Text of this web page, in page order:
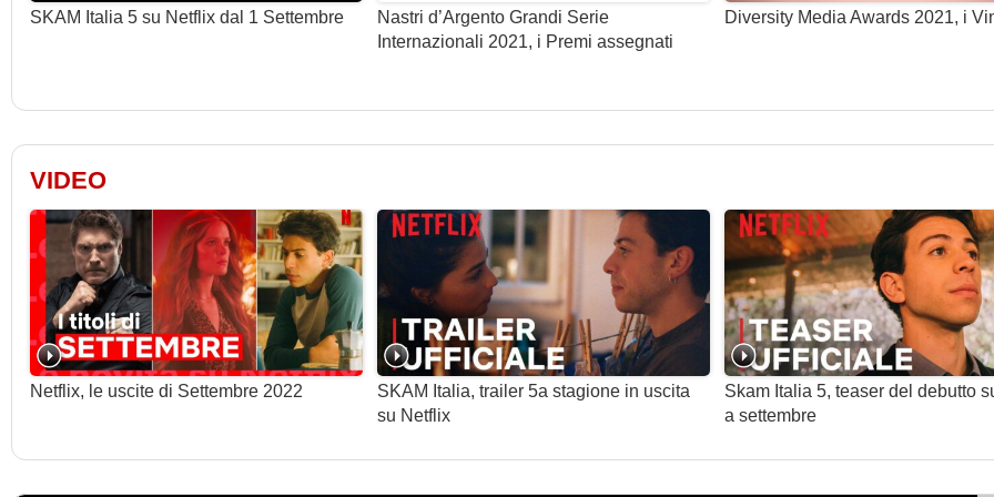
...
Maryam
Bianca Nappi
...
Ginecologa
Christian Ginepro
...
Professor Boccia
Joel Bakary Sy
Giorgio Sales
...
Ragazzo Rissa 1 | ragazzo rissa 1
Mauro Racanati
...
Ragazzo Rissa 2 | ragazzo rissa 2
Clementina Aliberti
...
Amica di Alice
Cristian Di Sante
...
Agente di Polizia
Andrea Giannini
...
Buttafuori
Alessia D'Anna
...
Agente BeB
SKAM Italia 5 su Netflix dal 1 Settembre
Nastri d’Argento Grandi Serie
Internazionali 2021, i Premi assegnati
Diversity Media Awards 2021, i
VIDEO
Netflix, le uscite di Settembre 2022
SKAM Italia, trailer 5a stagione in uscita
su Netflix
Skam Italia 5, teaser del debutto
a settembre